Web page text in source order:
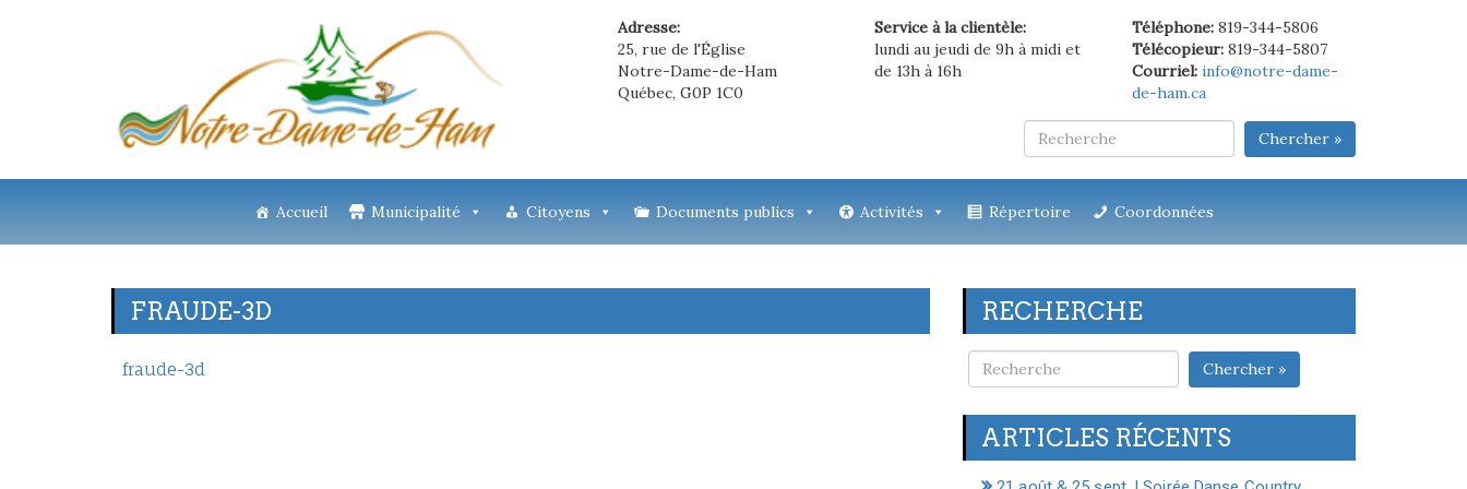
Adresse:
25, rue de l'Église
Notre-Dame-de-Ham
Québec, G0P 1C0
Service à la clientèle:
lundi au jeudi de 9h à midi et
de 13h à 16h
Téléphone:819-344-5806
Télécopieur:819-344-5807
Courriel: info@notre-dame-
de-ham.ca
Chercher »
Accueil Municipalité Citoyens Documents publics Activités Répertoire Coordonnées
FRAUDE-3D
fraude-3d
RECHERCHE
Chercher »
ARTICLES RÉCENTS